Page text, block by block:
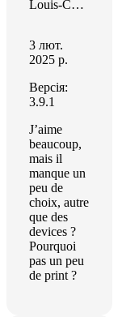
Louis-Christophe
3 лют.
2025 р.
Версія:
3.9.1
J’aime
beaucoup,
mais il
manque un
peu de
choix, autre
que des
devices ?
Pourquoi
pas un peu
de print ?